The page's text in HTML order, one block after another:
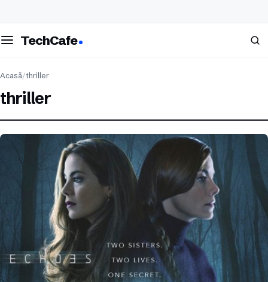
meniul
TechCafe Caută
Acasă/thriller
thriller